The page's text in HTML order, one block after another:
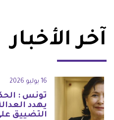
آخر الأخبار
16 يوليو 2026
تونس :
يهدد
التضييق